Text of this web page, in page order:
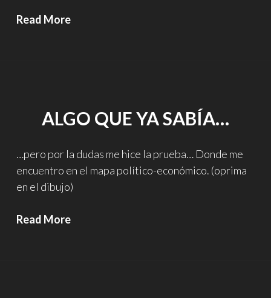
Read MoreAntes
ALGO QUE YA SABÍA…
…pero por la dudas me hice la prueba… Donde me
encuentro en el mapa político-económico. (oprima
en el dibujo)
Read MoreAlgo